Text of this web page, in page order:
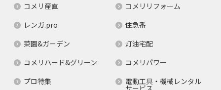
コメリ産直
コメリリフォーム
レンガ.pro
住急番
菜園&ガーデン
灯油宅配
コメリハード&グリーン
コメリパワー
プロ特集
電動工具・機械レンタル
サービス